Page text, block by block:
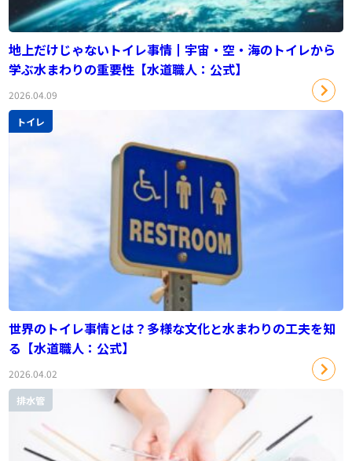
地上だけじゃないトイレ事情┃宇宙・空・海のトイレから
学ぶ水まわりの重要性【水道職人：公式】
2026.04.09
トイレ
世界のトイレ事情とは？多様な文化と水まわりの工夫を知
る【水道職人：公式】
2026.04.02
排水管